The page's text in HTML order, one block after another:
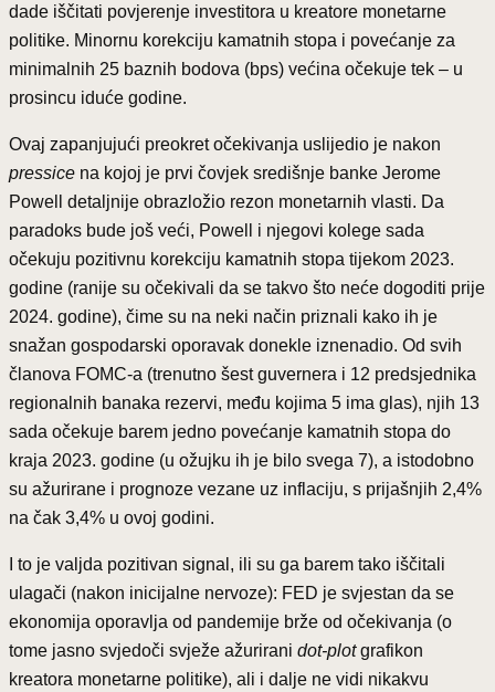
dade iščitati povjerenje investitora u kreatore monetarne
politike. Minornu korekciju kamatnih stopa i povećanje za
minimalnih 25 baznih bodova (bps) većina očekuje tek – u
prosincu iduće godine.
Ovaj zapanjujući preokret očekivanja uslijedio je nakon
pressice na kojoj je prvi čovjek središnje banke Jerome
Powell detaljnije obrazložio rezon monetarnih vlasti. Da
paradoks bude još veći, Powell i njegovi kolege sada
očekuju pozitivnu korekciju kamatnih stopa tijekom 2023.
godine (ranije su očekivali da se takvo što neće dogoditi prije
2024. godine), čime su na neki način priznali kako ih je
snažan gospodarski oporavak donekle iznenadio. Od svih
članova FOMC-a (trenutno šest guvernera i 12 predsjednika
regionalnih banaka rezervi, među kojima 5 ima glas), njih 13
sada očekuje barem jedno povećanje kamatnih stopa do
kraja 2023. godine (u ožujku ih je bilo svega 7), a istodobno
su ažurirane i prognoze vezane uz inflaciju, s prijašnjih 2,4%
na čak 3,4% u ovoj godini.
I to je valjda pozitivan signal, ili su ga barem tako iščitali
ulagači (nakon inicijalne nervoze): FED je svjestan da se
ekonomija oporavlja od pandemije brže od očekivanja (o
tome jasno svjedoči svježe ažurirani dot-plotgrafikon
kreatora monetarne politike), ali i dalje ne vidi nikakvu